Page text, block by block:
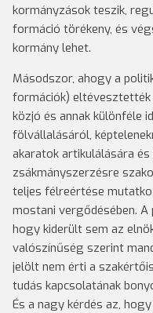
kormányzások teszik,
formáció törékeny, és
kormány lehet.
Másodszor, ahogy a
formációk) eltévesztették
közjó és annak különféle
fölvállalásáról,
akaratok artikulálására
zsákmányszerzésre
teljes félreértése
mostani vergődésében.
hogy kiderült sem az
valószínűség szerint
jelölt nem érti a
tudás kapcsolatának
És a nagy kérdés az,